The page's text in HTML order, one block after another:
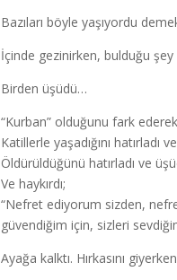
Bazıları böyle yaşıyordu
İçinde gezinirken, bulduğu şey
Birden üşüdü…
“Kurban” olduğunu fark
Katillerle yaşadığını hatırladı
Öldürüldüğünü hatırladı ve
Ve haykırdı;
“Nefret ediyorum sizden,
güvendiğim için, sizleri
Ayağa kalktı. Hırkasını